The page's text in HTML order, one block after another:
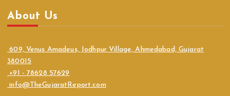
About Us
609, Venus Amadeus, Jodhpur Village, Ahmedabad, Gujarat
380015
+91 - 78628 57629
info@TheGujaratReport.com